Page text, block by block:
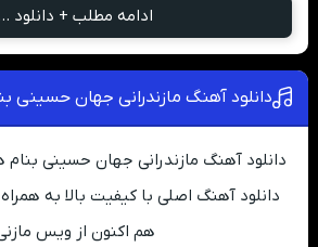
ادامه مطلب + دانلود
دانلود آهنگ مازندرانی جهان حسینی
دانلود آهنگ مازندرانی جهان حسینی
دانلود آهنگ اصلی با کیفیت بالا به
هم اکنون از ویس